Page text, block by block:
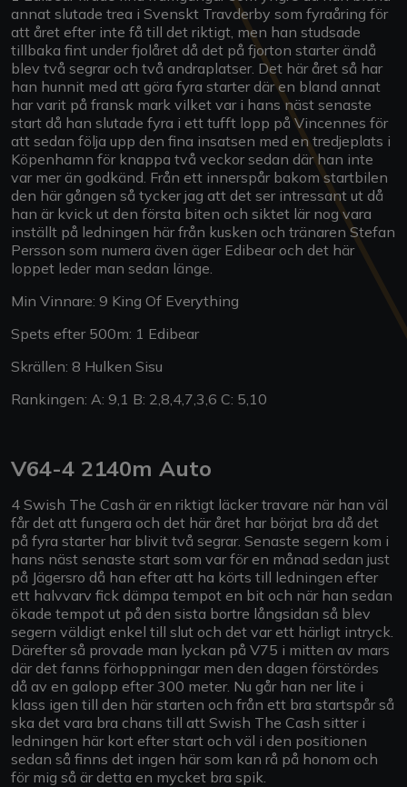
annat slutade trea i Svenskt Travderby som fyraåring för
att året efter inte få till det riktigt, men han studsade
tillbaka fint under fjolåret då det på fjorton starter ändå
blev två segrar och två andraplatser. Det här året så har
han hunnit med att göra fyra starter där en bland annat
har varit på fransk mark vilket var i hans näst senaste
start då han slutade fyra i ett tufft lopp på Vincennes för
att sedan följa upp den fina insatsen med en tredjeplats i
Köpenhamn för knappa två veckor sedan där han inte
var mer än godkänd. Från ett innerspår bakom startbilen
den här gången så tycker jag att det ser intressant ut då
han är kvick ut den första biten och siktet lär nog vara
inställt på ledningen här från kusken och tränaren Stefan
Persson som numera även äger Edibear och det här
loppet leder man sedan länge.
Min Vinnare: 9 King Of Everything
Spets efter 500m: 1 Edibear
Skrällen: 8 Hulken Sisu
Rankingen: A: 9,1 B: 2,8,4,7,3,6 C: 5,10
V64-4 2140m Auto
4 Swish The Cash är en riktigt läcker travare när han väl
får det att fungera och det här året har börjat bra då det
på fyra starter har blivit två segrar. Senaste segern kom i
hans näst senaste start som var för en månad sedan just
på Jägersro då han efter att ha körts till ledningen efter
ett halvvarv fick dämpa tempot en bit och när han sedan
ökade tempot ut på den sista bortre långsidan så blev
segern väldigt enkel till slut och det var ett härligt intryck.
Därefter så provade man lyckan på V75 i mitten av mars
där det fanns förhoppningar men den dagen förstördes
då av en galopp efter 300 meter. Nu går han ner lite i
klass igen till den här starten och från ett bra startspår så
ska det vara bra chans till att Swish The Cash sitter i
ledningen här kort efter start och väl i den positionen
sedan så finns det ingen här som kan rå på honom och
för mig så är detta en mycket bra spik.